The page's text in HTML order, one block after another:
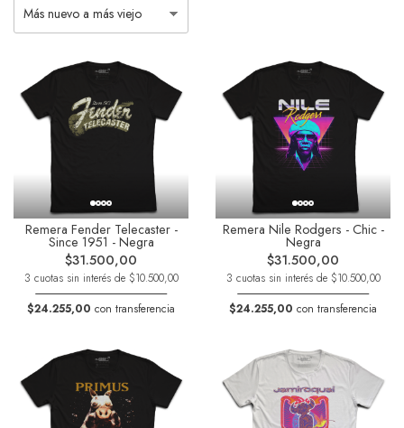
Remera Fender Telecaster -
Since 1951 - Negra
$31.500,00
3 cuotas sin interés de $10.500,00
$24.255,00 con transferencia
Remera Nile Rodgers - Chic -
Negra
$31.500,00
3 cuotas sin interés de $10.500,00
$24.255,00 con transferencia